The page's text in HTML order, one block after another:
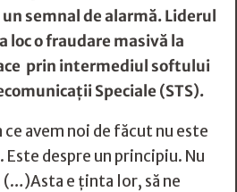
semnal de alarmă. Liderul
loc o fraudare masivă la
prin intermediul softului
Speciale (STS).
ce avem noi de făcut nu este
Este despre un principiu. Nu
e ținta lor, să ne